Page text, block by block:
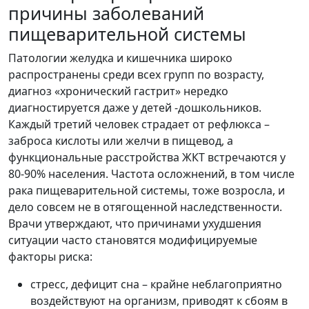
причины заболеваний
пищеварительной системы
Патологии желудка и кишечника широко
распространены среди всех групп по возрасту,
диагноз «хронический гастрит» нередко
диагностируется даже у детей -дошкольников.
Каждый третий человек страдает от рефлюкса –
заброса кислоты или желчи в пищевод, а
функциональные расстройства ЖКТ встречаются у
80-90% населения. Частота осложнений, в том числе
рака пищеварительной системы, тоже возросла, и
дело совсем не в отягощенной наследственности.
Врачи утверждают, что причинами ухудшения
ситуации часто становятся модифицируемые
факторы риска:
стресс, дефицит сна – крайне неблагоприятно
воздействуют на организм, приводят к сбоям в